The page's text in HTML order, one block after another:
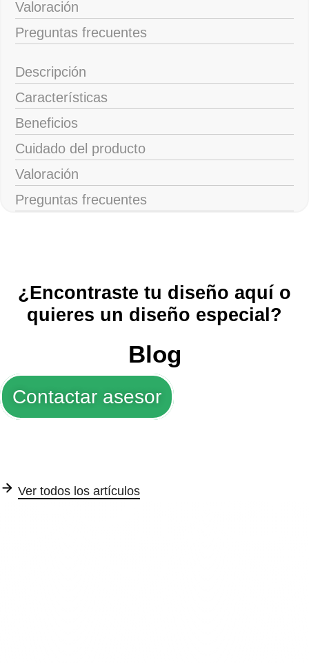
Valoración
Preguntas frecuentes
Descripción
Características
Beneficios
Cuidado del producto
Valoración
Preguntas frecuentes
¿Encontraste tu diseño aquí o
quieres un diseño especial?
Blog
Contactar asesor
Ver todos los artículos